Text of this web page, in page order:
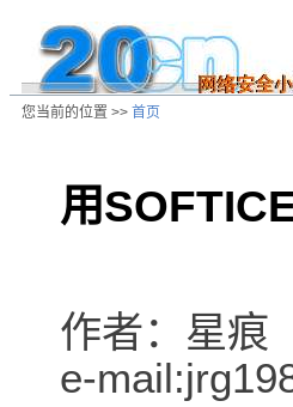
您当前的位置 >> 首页
用
作者：星痕
e-